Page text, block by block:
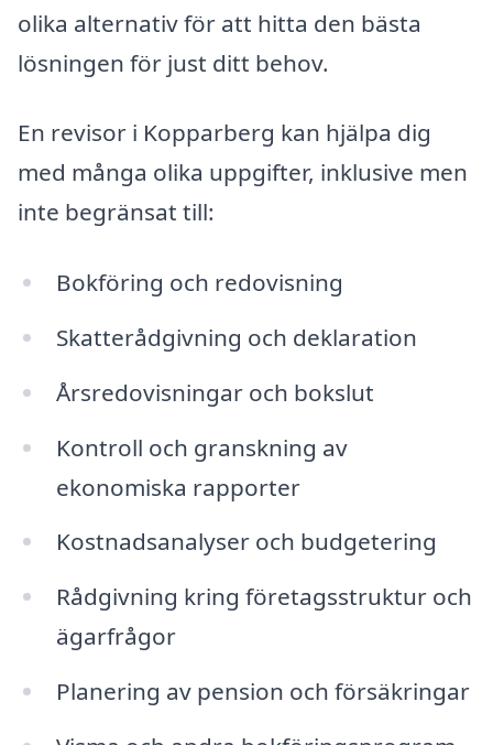
olika alternativ för att hitta den bästa
lösningen för just ditt behov.
En revisor i Kopparberg kan hjälpa dig
med många olika uppgifter, inklusive men
inte begränsat till:
Bokföring och redovisning
Skatterådgivning och deklaration
Årsredovisningar och bokslut
Kontroll och granskning av
ekonomiska rapporter
Kostnadsanalyser och budgetering
Rådgivning kring företagsstruktur och
ägarfrågor
Planering av pension och försäkringar